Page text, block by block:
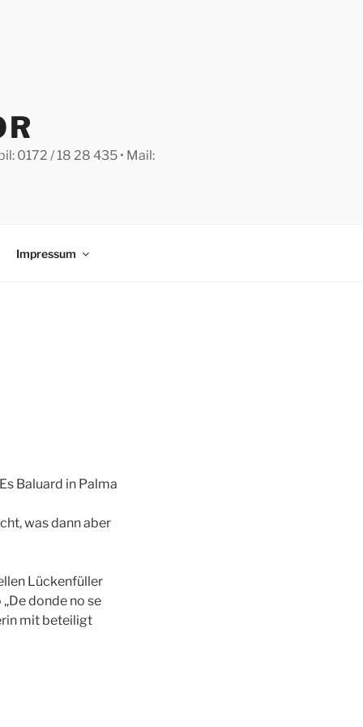
0172 / 18 28 435 • Mail:
Impressum
Baluard in Palma
aber
Lückenfüller
donde no se
mit beteiligt